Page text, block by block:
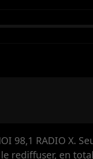
98,1 RADIO X.
rediffuser, en